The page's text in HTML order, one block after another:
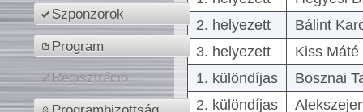
Szponzorok
Program
Regisztráció
2. helyezett
Bálint
3. helyezett
Kiss
1. különdíjas
Bosznai
2. különdíjas